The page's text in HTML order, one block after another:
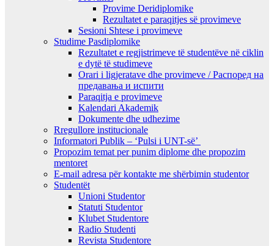
Provime Deridiplomike
Rezultatet e paraqitjes së provimeve
Sesioni Shtese i provimeve
Studime Pasdiplomike
Rezultatet e regjistrimeve të studentëve në ciklin
e dytë të studimeve
Orari i ligjeratave dhe provimeve / Распоред на
предавањa и испити
Paraqitja e provimeve
Kalendari Akademik
Dokumente dhe udhezime
Rregullore institucionale
Informatori Publik – ‘Pulsi i UNT-së’
Propozim temat per punim diplome dhe propozim
mentoret
E-mail adresa për kontakte me shërbimin studentor
Studentët
Unioni Studentor
Statuti Studentor
Klubet Studentore
Radio Studenti
Revista Studentore